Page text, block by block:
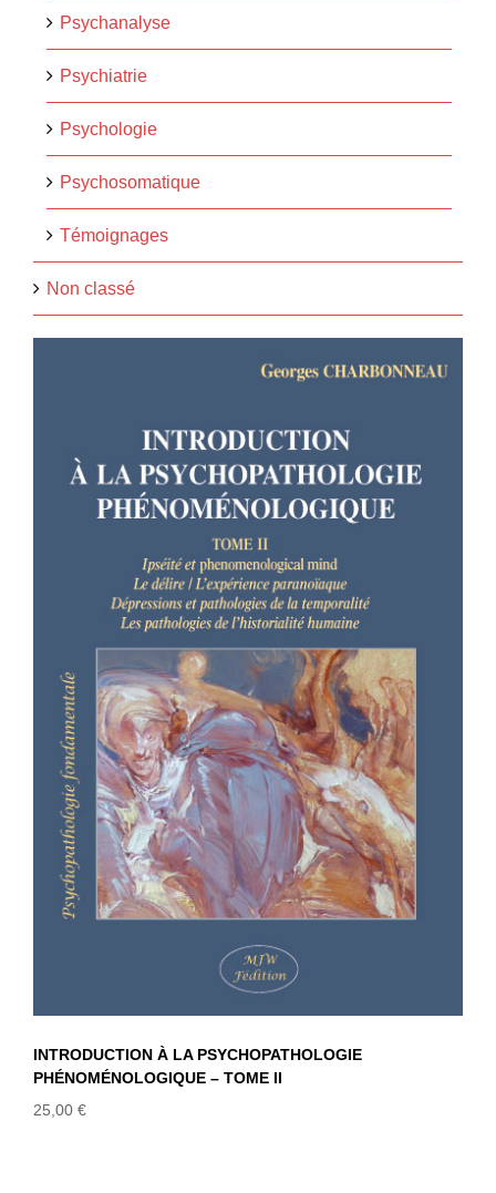
Psychanalyse
Psychiatrie
Psychologie
Psychosomatique
Témoignages
Non classé
INTRODUCTION À LA
PSYCHOPATHOLOGIE
PHÉNOMÉNOLOGIQUE – TOME II
INTRODUCTION À LA PSYCHOPATHOLOGIE
PHÉNOMÉNOLOGIQUE – TOME II
25,00 €